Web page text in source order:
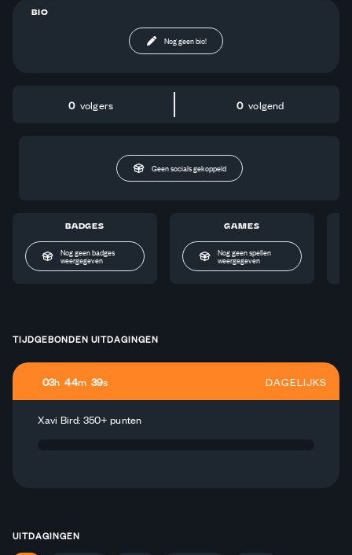
BIO
Nog geen bio!
0 volgers 0 volgend
Geen socials gekoppeld
BADGES
Nog geen badges
weergegeven
GAMES
Nog geen spellen
weergegeven
TIJDGEBONDEN UITDAGINGEN
03h 44m 39s DAGELIJKS
Xavi Bird: 350+ punten
UITDAGINGEN